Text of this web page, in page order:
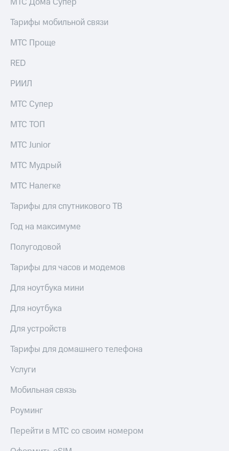
Тарифы мобильной связи
МТС Проще
RED
РИИЛ
МТС Супер
МТС ТОП
МТС Junior
МТС Мудрый
МТС Налегке
Тарифы для спутникового ТВ
Год на максимуме
Полугодовой
Тарифы для часов и модемов
Для ноутбука мини
Для ноутбука
Для устройств
Тарифы для домашнего телефона
Услуги
Мобильная связь
Роуминг
Перейти в МТС со своим номером